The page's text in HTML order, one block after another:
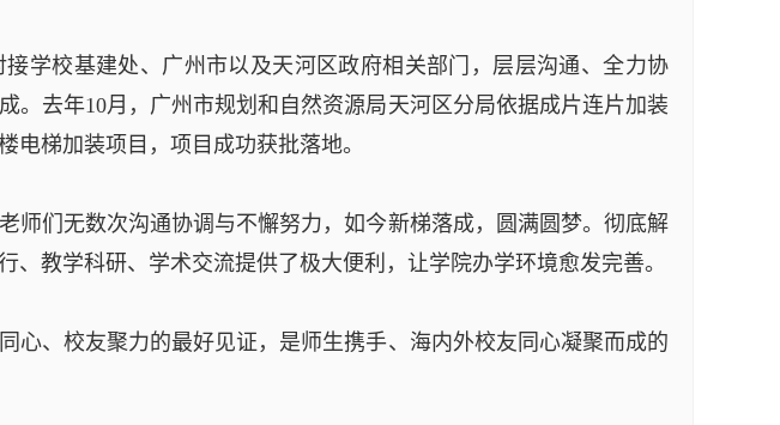
学校基建处、广州市以及天河区政府相关部门，层层沟通、全力协
。去年10月，广州市规划和自然资源局天河区分局依据成片连片加装
电梯加装项目，项目成功获批落地。
师们无数次沟通协调与不懈努力，如今新梯落成，圆满圆梦。彻底解
教学科研、学术交流提供了极大便利，让学院办学环境愈发完善。
心、校友聚力的最好见证，是师生携手、海内外校友同心凝聚而成的